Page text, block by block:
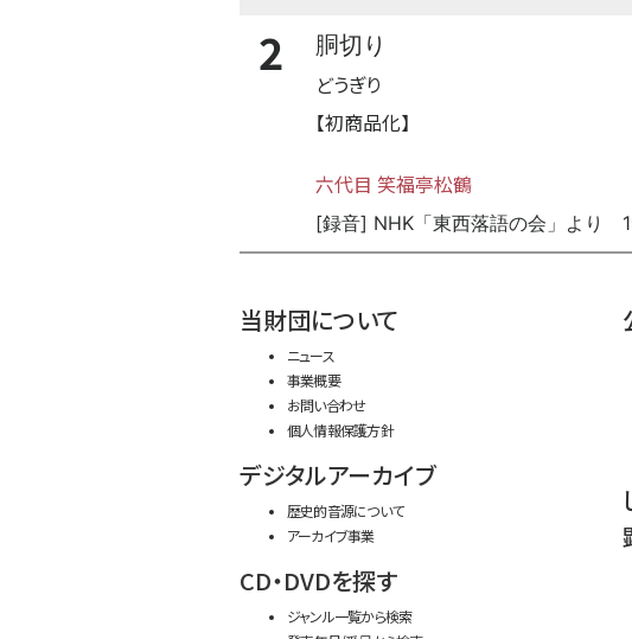
2
胴切り
どうぎり
【初商品化】
六代目 笑福亭松鶴
[録音] NHK「東西落語の会」より
当財団について
ニュース
事業概要
お問い合わせ
個人情報保護方針
デジタルアーカイブ
歴史的音源について
アーカイブ事業
CD・DVDを探す
ジャンル一覧から検索